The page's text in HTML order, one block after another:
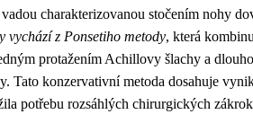
charakterizovanou stočením nohy
vychází z Ponsetiho metody, která
protažením Achillovy šlachy a
Tato konzervativní metoda dosahuje
potřebu rozsáhlých chirurgických